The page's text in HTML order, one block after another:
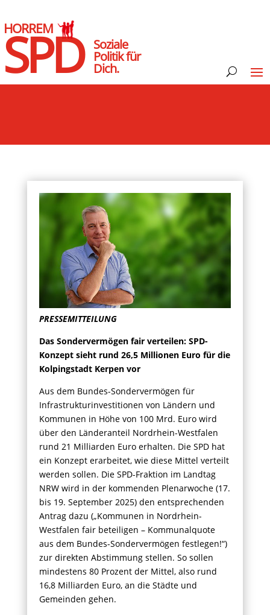
SPD
HORREM
Soziale
Politik für
Dich.
PRESSEMITTEILUNG
Das Sondervermögen fair verteilen: SPD-
Konzept sieht rund 26,5 Millionen Euro für die
Kolpingstadt Kerpen vor
Aus dem Bundes-Sondervermögen für
Infrastrukturinvestitionen von Ländern und
Kommunen in Höhe von 100 Mrd. Euro wird
über den Länderanteil Nordrhein-Westfalen
rund 21 Milliarden Euro erhalten. Die SPD hat
ein Konzept erarbeitet, wie diese Mittel verteilt
werden sollen. Die SPD-Fraktion im Landtag
NRW wird in der kommenden Plenarwoche (17.
bis 19. September 2025) den entsprechenden
Antrag dazu („Kommunen in Nordrhein-
Westfalen fair beteiligen – Kommunalquote
aus dem Bundes-Sondervermögen festlegen!“)
zur direkten Abstimmung stellen. So sollen
mindestens 80 Prozent der Mittel, also rund
16,8 Milliarden Euro, an die Städte und
Gemeinden gehen.